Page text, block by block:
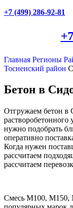
+7 (499) 286-92-81
Главная Регионы
Тосненский район
Бетон в
Отгружаем бетон в
нужно подобрать
оперативно
Когда нужен
рассчитаем
рассчитаем
Смесь М100, М150,